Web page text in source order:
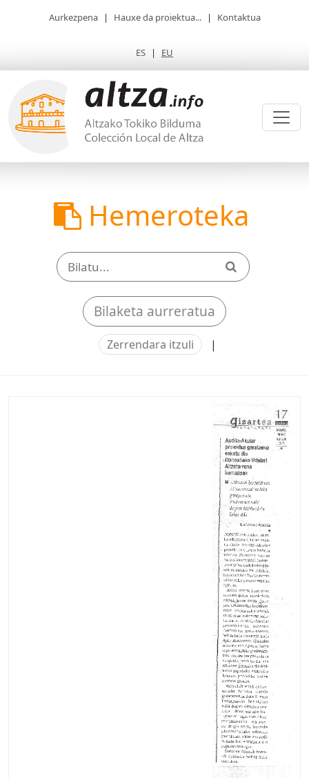
Aurkezpena | Hauxe da proiektua... | Kontaktua
ES | EU
Hemeroteka
Bilaketa aurreratua
Zerrendara itzuli |